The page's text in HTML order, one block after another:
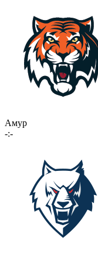
Амур
-:-